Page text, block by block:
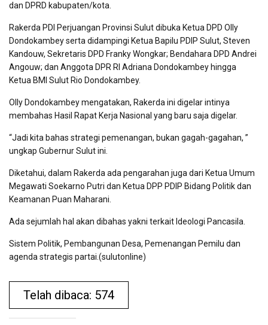
dan DPRD kabupaten/kota.
Rakerda PDI Perjuangan Provinsi Sulut dibuka Ketua DPD Olly
Dondokambey serta didampingi Ketua Bapilu PDIP Sulut, Steven
Kandouw, Sekretaris DPD Franky Wongkar; Bendahara DPD Andrei
Angouw; dan Anggota DPR RI Adriana Dondokambey hingga
Ketua BMI Sulut Rio Dondokambey.
Olly Dondokambey mengatakan, Rakerda ini digelar intinya
membahas Hasil Rapat Kerja Nasional yang baru saja digelar.
“Jadi kita bahas strategi pemenangan, bukan gagah-gagahan, ”
ungkap Gubernur Sulut ini.
Diketahui, dalam Rakerda ada pengarahan juga dari Ketua Umum
Megawati Soekarno Putri dan Ketua DPP PDIP Bidang Politik dan
Keamanan Puan Maharani.
Ada sejumlah hal akan dibahas yakni terkait Ideologi Pancasila.
Sistem Politik, Pembangunan Desa, Pemenangan Pemilu dan
agenda strategis partai.(sulutonline)
Telah dibaca: 574